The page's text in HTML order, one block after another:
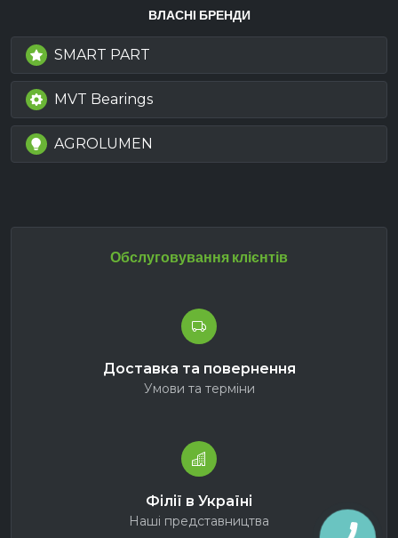
ВЛАСНІ БРЕНДИ
SMART PART
MVT Bearings
AGROLUMEN
Обслуговування клієнтів
Доставка та повернення
Умови та терміни
Філії в Україні
Наші представництва